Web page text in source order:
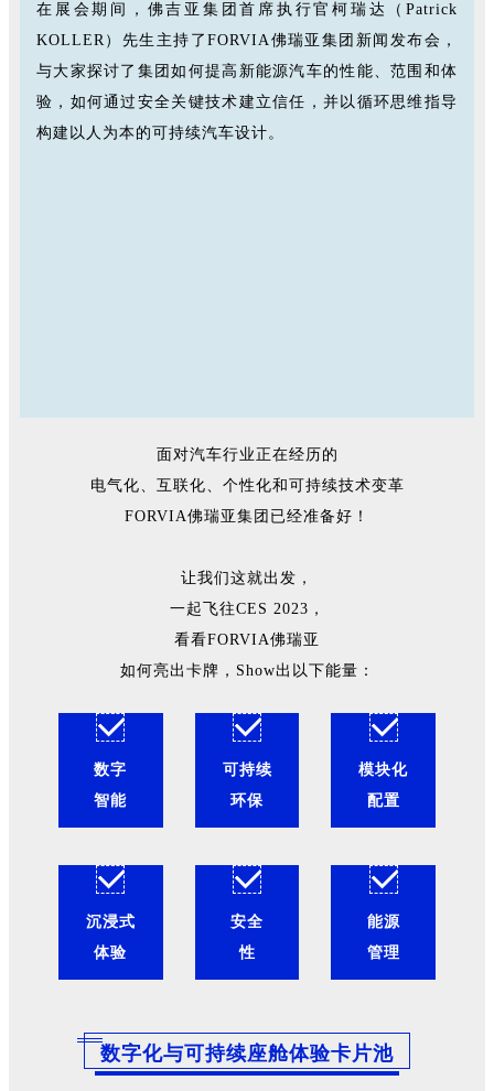
在展会期间，佛吉亚集团首席执行官柯瑞达（Patrick
KOLLER）先生主持了FORVIA佛瑞亚集团新闻发布会，
与大家探讨了集团如何提高新能源汽车的性能、范围和体
验，如何通过安全关键技术建立信任，并以循环思维指导
构建以人为本的可持续汽车设计。
面对汽车行业正在经历的
电气化、互联化、个性化和可持续技术变革
FORVIA佛瑞亚集团已经准备好！
让我们这就出发，
一起飞往CES 2023，
看看FORVIA佛瑞亚
如何亮出卡牌，Show出以下能量：
数字
智能
可持续
环保
模块化
配置
沉浸式
体验
安全
性
能源
管理
数字化与可持续座舱体验卡片池